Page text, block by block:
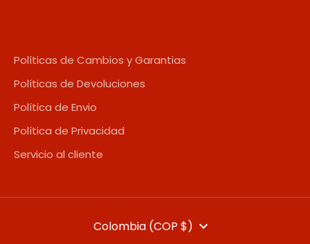
Políticas de Cambios y Garantias
Políticas de Devoluciones
Política de Envio
Política de Privacidad
Servicio al cliente
Colombia (COP $)